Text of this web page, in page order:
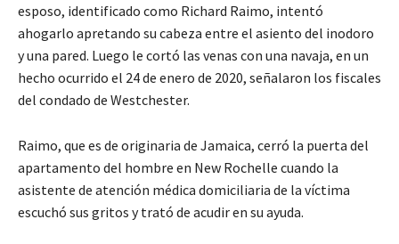
esposo, identificado como Richard Raimo, intentó
ahogarlo apretando su cabeza entre el asiento del inodoro
y una pared. Luego le cortó las venas con una navaja, en un
hecho ocurrido el 24 de enero de 2020, señalaron los fiscales
del condado de Westchester.
Raimo, que es de originaria de Jamaica, cerró la puerta del
apartamento del hombre en New Rochelle cuando la
asistente de atención médica domiciliaria de la víctima
escuchó sus gritos y trató de acudir en su ayuda.